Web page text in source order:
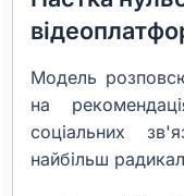
Модель
на
соціальних
найбільш